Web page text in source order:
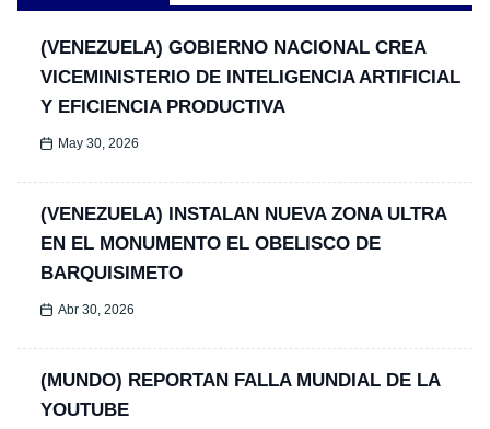
(VENEZUELA) GOBIERNO NACIONAL CREA
VICEMINISTERIO DE INTELIGENCIA ARTIFICIAL
Y EFICIENCIA PRODUCTIVA
May 30, 2026
(VENEZUELA) INSTALAN NUEVA ZONA ULTRA
EN EL MONUMENTO EL OBELISCO DE
BARQUISIMETO
Abr 30, 2026
(MUNDO) REPORTAN FALLA MUNDIAL DE LA
YOUTUBE